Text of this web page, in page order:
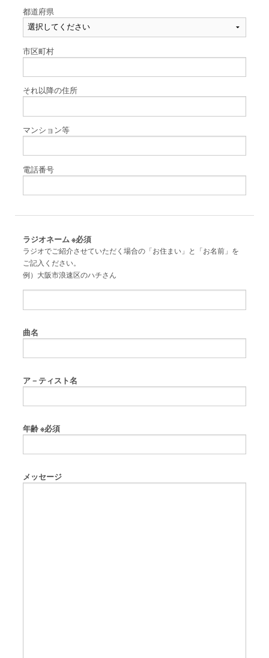
都道府県
市区町村
それ以降の住所
マンション等
電話番号
ラジオネーム※必須
ラジオでご紹介させていただく場合の「お住まい」と「お名前」を
ご記入ください。
例）大阪市浪速区のハチさん
曲名
ア－ティスト名
年齢※必須
メッセージ